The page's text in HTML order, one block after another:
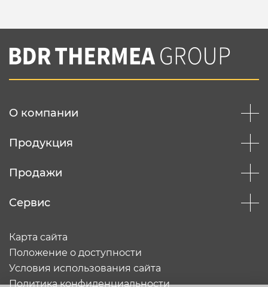
О компании
Продукция
Продажи
Сервис
Карта сайта
Положение о доступности
Условия использования сайта
Политика конфиденциальности